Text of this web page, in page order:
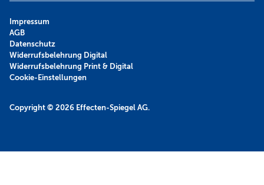
Copyright © 2026 Effecten-Spiegel AG.
Impressum
AGB
Datenschutz
Widerrufsbelehrung Digital
Widerrufsbelehrung Print & Digital
Cookie-Einstellungen